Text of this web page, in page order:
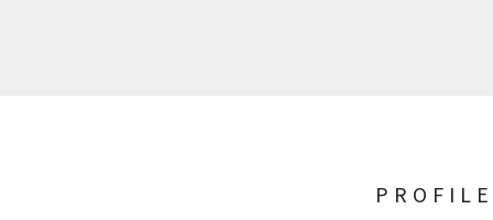
PROFILE